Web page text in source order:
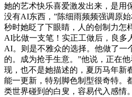
她的艺术快乐喜爱激发出来，是用
没有AI东西，”陈细雨频频强调原
秒时她眨了下眼睛，人的创制力怎
AI比做一支笔！实正工做后，良多
AI。则是不雅众的选择。他做了一
的。成为抢手生意。”他说，正在
现，也不是她描述的，夏历马年新
能一更新，特别脚色制型很奇特。
类世界碰到的白叟，容易代入感情